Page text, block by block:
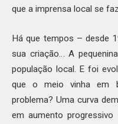
que a imprensa local se
Há que tempos – desde
sua criação… A
população local. E foi
que o meio vinha em
problema? Uma curva
em aumento